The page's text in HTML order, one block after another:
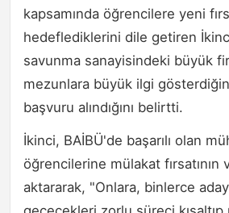
kapsamında öğrencilere yeni
hedeflediklerini dile getiren
savunma sanayisindeki büyük
mezunlara büyük ilgi
başvuru alındığını belirtti.
İkinci, BAİBÜ'de başarılı olan
öğrencilerine mülakat fırsatının
aktararak, "Onlara, binlerce aday